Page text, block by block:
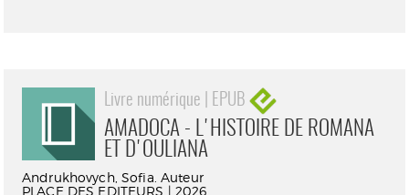
Livre numérique | EPUB
AMADOCA - L'HISTOIRE DE ROMANA
ET D'OULIANA
Andrukhovych, Sofia. Auteur
PLACE DES EDITEURS | 2026